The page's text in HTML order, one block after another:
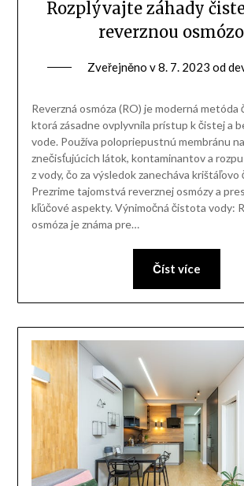
Rozplývajte záhady
reverznou
Zveřejněno v8. 7. 2023 od
Reverzná osmóza (RO) je moderná metóda
ktorá zásadne ovplyvnila prístup k čistej a
vode. Používa polopriepustnú membránu
znečisťujúcich látok, kontaminantov a
z vody, čo za výsledok zanecháva
Prezrime tajomstvá reverznej osmózy a
kľúčové aspekty. Výnimočná čistota vody:
osmóza je známa pre…
Číst více